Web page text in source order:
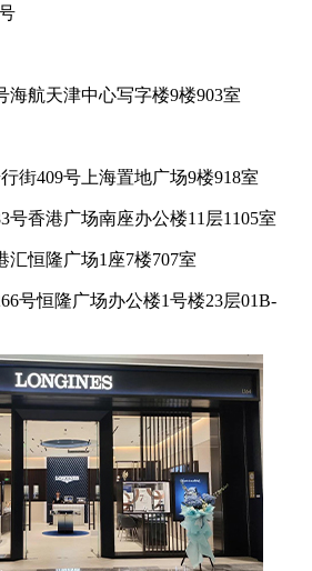
海航天津中心写字楼9楼903室
街409号上海置地广场9楼918室
号香港广场南座办公楼11层1105室
汇恒隆广场1座7楼707室
号恒隆广场办公楼1号楼23层01B-